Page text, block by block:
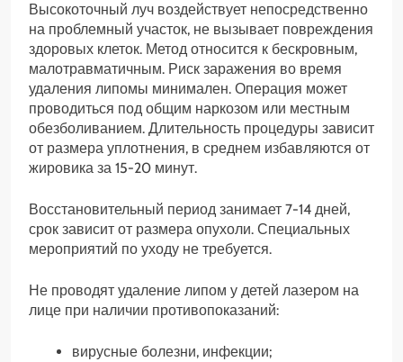
Высокоточный луч воздействует непосредственно
на проблемный участок, не вызывает повреждения
здоровых клеток. Метод относится к бескровным,
малотравматичным. Риск заражения во время
удаления липомы минимален. Операция может
проводиться под общим наркозом или местным
обезболиванием. Длительность процедуры зависит
от размера уплотнения, в среднем избавляются от
жировика за 15-20 минут.
Восстановительный период занимает 7-14 дней,
срок зависит от размера опухоли. Специальных
мероприятий по уходу не требуется.
Не проводят удаление липом у детей лазером на
лице при наличии противопоказаний:
вирусные болезни, инфекции;